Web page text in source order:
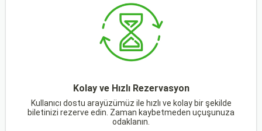
Kolay ve Hızlı Rezervasyon
Kullanıcı dostu arayüzümüz ile hızlı ve kolay bir şekilde
biletinizi rezerve edin. Zaman kaybetmeden uçuşunuza
odaklanın.